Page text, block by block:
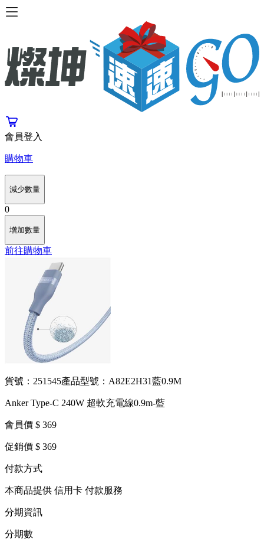
會員登入
購物車
減少數量
0
增加數量
前往購物車
貨號：251545產品型號：A82E2H31藍0.9M
Anker Type-C 240W 超軟充電線0.9m-藍
會員價 $ 369
促銷價 $ 369
付款方式
本商品提供 信用卡 付款服務
分期資訊
分期數